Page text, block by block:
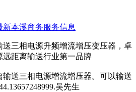
新本溪商务服务信息
三相电源升频增流增压变压器，卓
距离输送行业第一品牌
送三相电源增流增压器。可以输送
吴先生